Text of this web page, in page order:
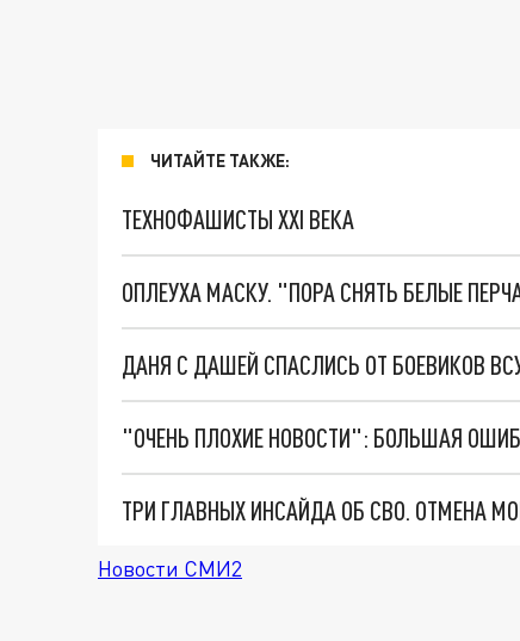
ЧИТАЙТЕ ТАКЖЕ:
ТЕХНОФАШИСТЫ XXI ВЕКА
ОПЛЕУХА МАСКУ. "ПОРА СНЯТЬ БЕЛЫЕ
ДАНЯ С ДАШЕЙ СПАСЛИСЬ ОТ БОЕВИКОВ
Новости СМИ2